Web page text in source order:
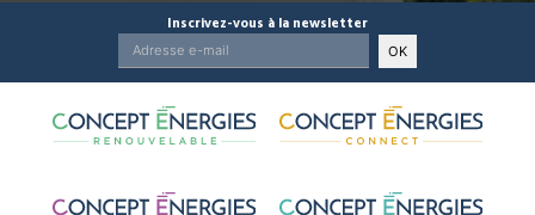
Inscrivez-vous à la newsletter
OK